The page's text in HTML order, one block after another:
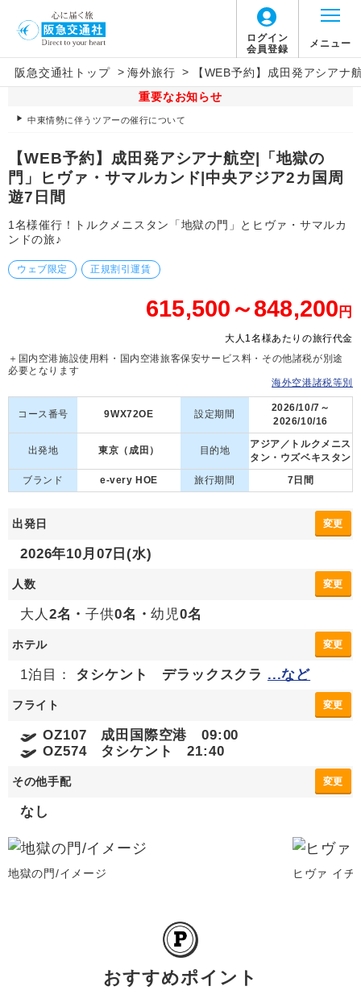
ログイン
会員登録
メニュー
阪急交通社トップ > 海外旅行 >
【WEB予約】成田発アシア
重要なお知らせ
中東情勢に伴うツアーの催行について
【WEB予約】成田発アシアナ航空|「地獄の
門」ヒヴァ・サマルカンド|中央アジア2カ国周
遊7日間
1名様催行！トルクメニスタン「地獄の門」とヒヴァ・サマルカ
ンドの旅♪
ウェブ限定 正規割引運賃
615,500～848,200 円
大人1名様あたりの旅行代金
＋国内空港施設使用料・国内空港旅客保安サービス料・その他諸税が別途
必要となります
海外空港諸税等別
コース番号 9WX72OE 設定期間
2026/10/7～
2026/10/16
出発地 東京（成田） 目的地
アジア／トルクメニス
タン・ウズベキスタン
ブランド
e-very HOE 旅行期間 7日間
出発日 変更
2026年10月07日(水)
人数 変更
大人 2名・子供0名・幼児0名
ホテル 変更
1泊目： タシケント デラックスクラ ...など
フライト 変更
OZ107 成田国際空港 09:00
OZ574 タシケント 21:40
その他手配 変更
なし
地獄の門/イメージ ヒヴァ イ
おすすめポイント